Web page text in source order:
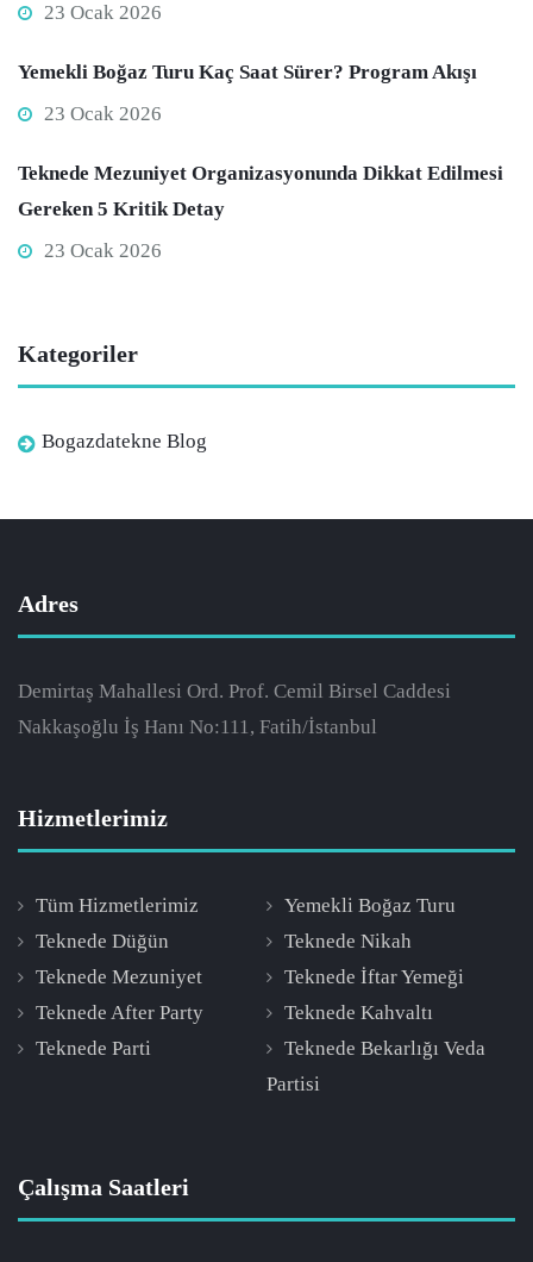
23 Ocak 2026
Yemekli Boğaz Turu Kaç Saat Sürer? Program Akışı
23 Ocak 2026
Teknede Mezuniyet Organizasyonunda Dikkat Edilmesi
Gereken 5 Kritik Detay
23 Ocak 2026
Kategoriler
Bogazdatekne Blog
Adres
Demirtaş Mahallesi Ord. Prof. Cemil Birsel Caddesi
Nakkaşoğlu İş Hanı No:111, Fatih/İstanbul
Hizmetlerimiz
Tüm Hizmetlerimiz
Yemekli Boğaz Turu
Teknede Düğün
Teknede Nikah
Teknede Mezuniyet
Teknede İftar Yemeği
Teknede After Party
Teknede Kahvaltı
Teknede Parti
Teknede Bekarlığı Veda
Partisi
Çalışma Saatleri